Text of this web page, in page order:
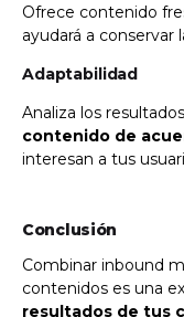
Ofrece contenido
ayudará a conservar
Adaptabilidad
Analiza los
contenido de
interesan a tus
Conclusión
Combinar inbound
contenidos es una
resultados de tus